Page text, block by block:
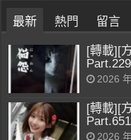
最新 熱門 留言
[轉載][
2026
[轉載][
Part.651
2026